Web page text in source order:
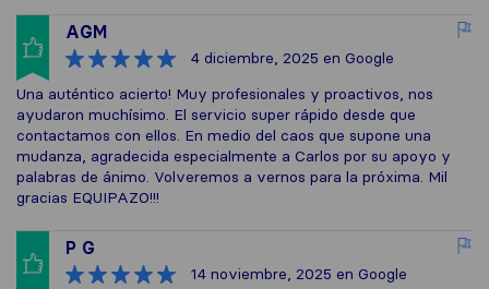
AGM
4 diciembre, 2025 en Google
Una auténtico acierto! Muy profesionales y proactivos, nos
ayudaron muchísimo. El servicio super rápido desde que
contactamos con ellos. En medio del caos que supone una
mudanza, agradecida especialmente a Carlos por su apoyo y
palabras de ánimo. Volveremos a vernos para la próxima. Mil
gracias EQUIPAZO!!!
P G
14 noviembre, 2025 en Google